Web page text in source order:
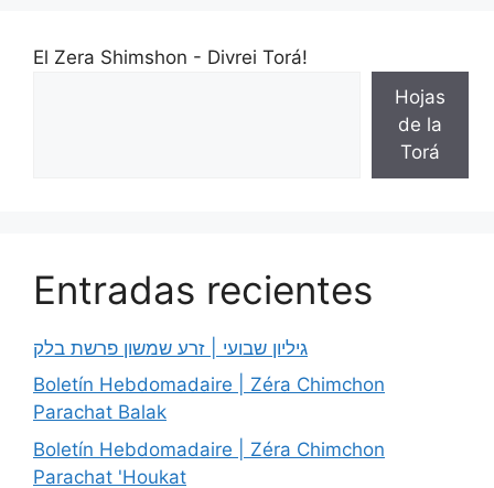
El Zera Shimshon - Divrei Torá!
Hojas
de la
Torá
Entradas recientes
גיליון שבועי | זרע שמשון פרשת בלק
Boletín Hebdomadaire | Zéra Chimchon
Parachat Balak
Boletín Hebdomadaire | Zéra Chimchon
Parachat 'Houkat